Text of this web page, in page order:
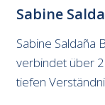
Sabine
Sabine Saldaña
verbindet über
tiefen